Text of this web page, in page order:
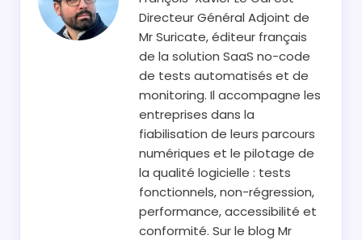
Directeur Général Adjoint de
Mr Suricate, éditeur français
de la solution SaaS no-code
de tests automatisés et de
monitoring. Il accompagne les
entreprises dans la
fiabilisation de leurs parcours
numériques et le pilotage de
la qualité logicielle : tests
fonctionnels, non-régression,
performance, accessibilité et
conformité. Sur le blog Mr